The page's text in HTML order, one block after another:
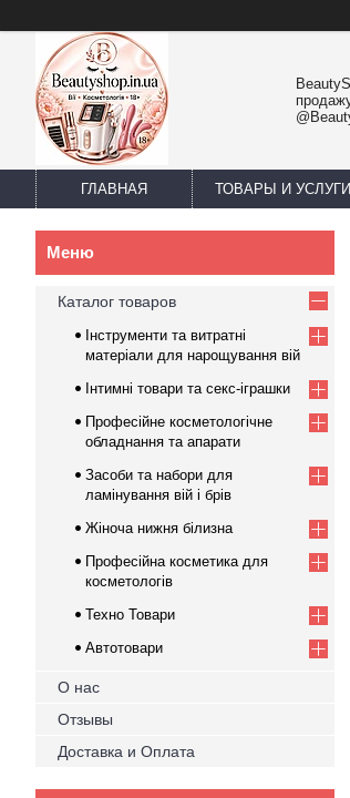
ГЛАВНАЯ ТОВАРЫ И УСЛУГИ
Каталог товаров
Інструменти та витратні
матеріали для нарощування вій
Інтимні товари та секс-іграшки
Професійне косметологічне
обладнання та апарати
Засоби та набори для
ламінування вій і брів
Жіноча нижня білизна
Професійна косметика для
косметологів
Техно Товари
Автотовари
О нас
Отзывы
Доставка и Оплата